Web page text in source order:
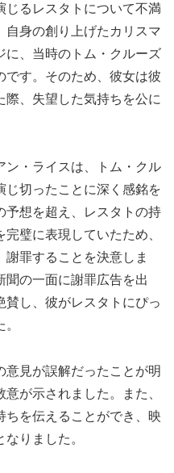
じるレスタトについて不満
自身の創り上げたカリスマ
に、当時のトム・クルーズ
です。そのため、彼女は彼
、失望した気持ちを公に
ン・ライスは、トム・クル
じ切ったことに深く感銘を
予想を超え、レスタトの持
璧に表現していたため、
罪することを決意しま
聞の一面に謝罪広告を出
賛し、彼がレスタトにぴっ
意見が誤解だったことが明
が示されました。また、
ちを伝えることができ、映
りました。